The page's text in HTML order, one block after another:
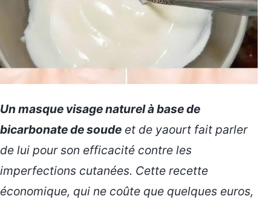
Un masque visage naturel à base de
bicarbonate de soude et de yaourt fait parler
de lui pour son efficacité contre les
imperfections cutanées. Cette recette
économique, qui ne coûte que quelques euros,